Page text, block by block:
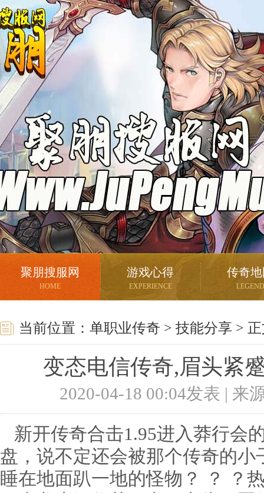
聚朋搜服网
HOME
游戏心得
EXPERIENCE
传奇
LEGEND
当前位置： 单职业传奇 > 技能分享 >
变态电信传奇,眉头紧
2020-04-18 00:04发表 | 来
新开传奇合击1.95进入莽行会
盘，说不定还会被那个传奇的
睡在地面趴一地的怪物？ ？ ？